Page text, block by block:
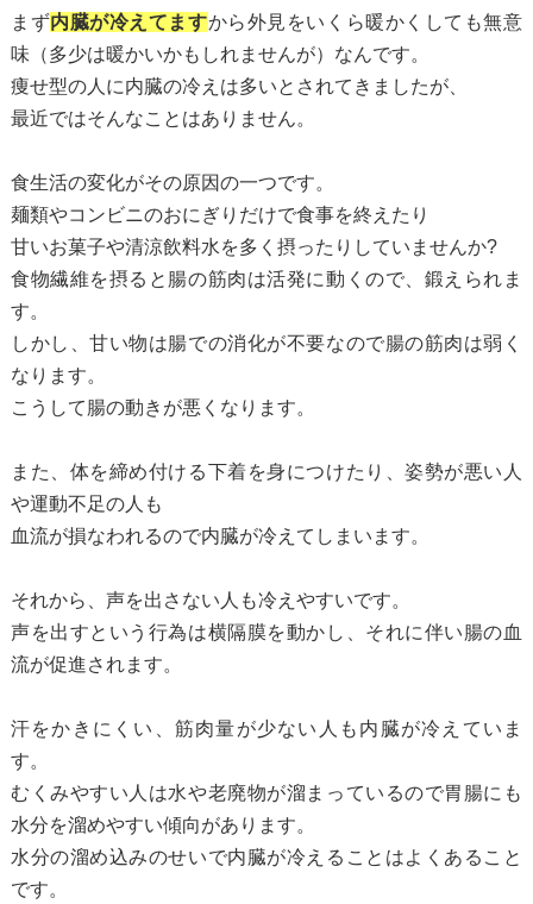
まず内臓が冷えてますから外見をいくら暖かくしても無意
味（多少は暖かいかもしれませんが）なんです。
痩せ型の人に内臓の冷えは多いとされてきましたが、
最近ではそんなことはありません。
食生活の変化がその原因の一つです。
麺類やコンビニのおにぎりだけで食事を終えたり
甘いお菓子や清涼飲料水を多く摂ったりしていませんか?
食物繊維を摂ると腸の筋肉は活発に動くので、鍛えられま
す。
しかし、甘い物は腸での消化が不要なので腸の筋肉は弱く
なります。
こうして腸の動きが悪くなります。
また、体を締め付ける下着を身につけたり、姿勢が悪い人
や運動不足の人も
血流が損なわれるので内臓が冷えてしまいます。
それから、声を出さない人も冷えやすいです。
声を出すという行為は横隔膜を動かし、それに伴い腸の血
流が促進されます。
汗をかきにくい、筋肉量が少ない人も内臓が冷えていま
す。
むくみやすい人は水や老廃物が溜まっているので胃腸にも
水分を溜めやすい傾向があります。
水分の溜め込みのせいで内臓が冷えることはよくあること
です。